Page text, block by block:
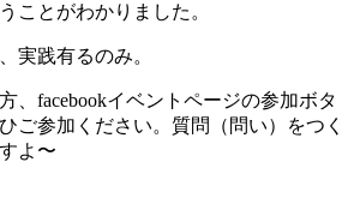
ことがわかりました。
実践有るのみ。
、facebookイベントページの参加ボタ
ご参加ください。質問（問い）をつく
よ〜